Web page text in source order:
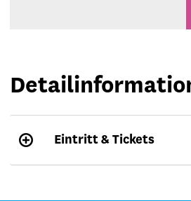
Eintritt & Tickets